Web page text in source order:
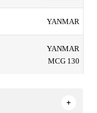
YANMAR
YANMAR
MCG 130